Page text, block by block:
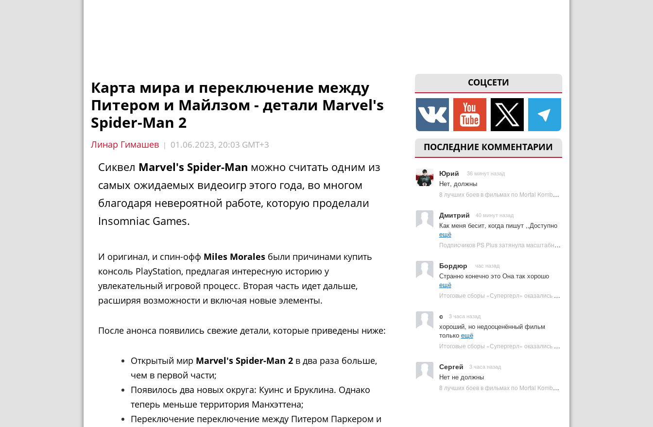
СОЦСЕТИ
ПОСЛЕДНИЕ КОММЕНТАРИИ
Юрий 36 минут назад
Нет, должны
8 лучших боев в фильмах по Mortal Kombat: от «Смертельной битвы» до «Мортал Комбат 2» | Plugged In Ru
Дмитрий 40 минут назад
Как меня бесит, когда пишут ,,Доступно
ещё
Подписчиков PS Plus затянула масштабная RPG в духе Skyrim, которая доступна бесплатно | Plugged In Ru
Бордюр час назад
Странно конечно это Она так хорошо
ещё
Итоговые сборы «Супергерл» оказались худшими для DC за два десятилетия | Plugged In Ru
с 3 часа назад
хороший, но недооценённый фильм
только ещё
Итоговые сборы «Супергерл» оказались худшими для DC за два десятилетия | Plugged In Ru
Сергей 3 часа назад
Нет не должны
8 лучших боев в фильмах по Mortal Kombat: от «Смертельной битвы» до «Мортал Комбат 2» | Plugged In Ru
Карта мира и переключение между
Питером и Майлзом - детали Marvel's
Spider-Man 2
Линар Гимашев | 01.06.2023, 20:03 GMT+3
Сиквел Marvel's Spider-Man можно считать одним из
самых ожидаемых видеоигр этого года, во многом
благодаря невероятной работе, которую проделали
Insomniac Games.
И оригинал, и спин-офф Miles Morales были причинами купить
консоль PlayStation, предлагая интересную историю у
увлекательный игровой процесс. Вторая часть идет дальше,
расширяя возможности и включая новые элементы.
После анонса появились свежие детали, которые приведены ниже:
Открытый мир Marvel's Spider-Man 2 в два раза больше,
чем в первой части;
Появилось два новых округа: Куинс и Бруклина. Однако
теперь меньше территория Манхэттена;
Переключение переключение между Питером Паркером и